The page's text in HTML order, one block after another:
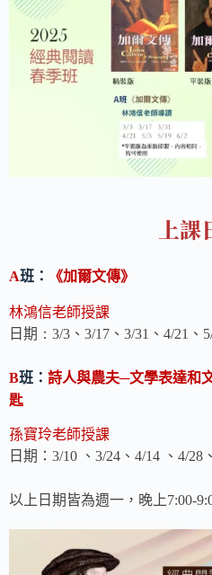
上課
A班：
《加爾文傳》
林鴻信老師授課
日期 ：3/3 、 3/17 、 3/31 、 4/21 、
B班： 詩人與農夫─文學表達和
匙
孫寶玲老師授課
日期： 3/10 、 3/24 、 4/14 、 4/28 、
以上日期皆為週一，晚上7:00-